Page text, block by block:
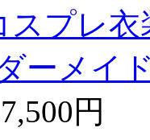
スプレ
ーメイ
円